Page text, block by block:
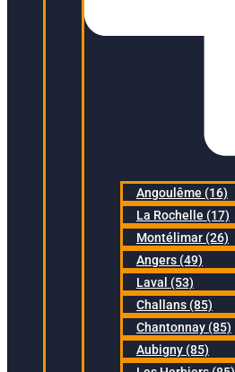
Angoulême (16)
La Rochelle (17)
Montélimar (26)
Angers (49)
Laval (53)
Challans (85)
Chantonnay (85)
Aubigny (85)